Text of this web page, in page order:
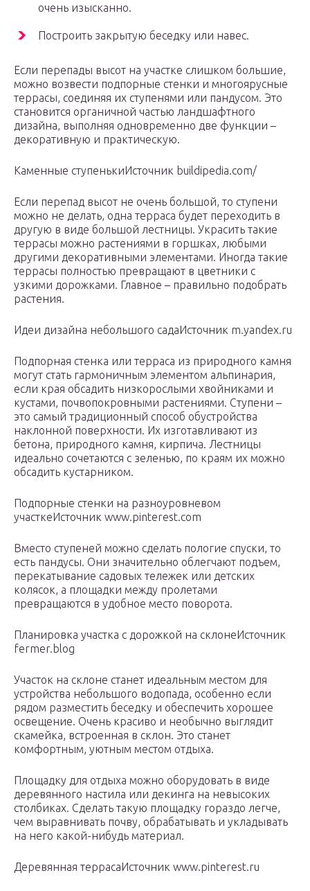
очень изысканно.
Построить закрытую беседку или навес.
Если перепады высот на участке слишком большие,
можно возвести подпорные стенки и многоярусные
террасы, соединяя их ступенями или пандусом. Это
становится органичной частью ландшафтного
дизайна, выполняя одновременно две функции –
декоративную и практическую.
Каменные ступенькиИсточник buildipedia.com/
Если перепад высот не очень большой, то ступени
можно не делать, одна терраса будет переходить в
другую в виде большой лестницы. Украсить такие
террасы можно растениями в горшках, любыми
другими декоративными элементами. Иногда такие
террасы полностью превращают в цветники с
узкими дорожками. Главное – правильно подобрать
растения.
Идеи дизайна небольшого садаИсточник m.yandex.ru
Подпорная стенка или терраса из природного камня
могут стать гармоничным элементом альпинария,
если края обсадить низкорослыми хвойниками и
кустами, почвопокровными растениями. Ступени –
это самый традиционный способ обустройства
наклонной поверхности. Их изготавливают из
бетона, природного камня, кирпича. Лестницы
идеально сочетаются с зеленью, по краям их можно
обсадить кустарником.
Подпорные стенки на разноуровневом
участкеИсточник www.pinterest.com
Вместо ступеней можно сделать пологие спуски, то
есть пандусы. Они значительно облегчают подъем,
перекатывание садовых тележек или детских
колясок, а площадки между пролетами
превращаются в удобное место поворота.
Планировка участка с дорожкой на склонеИсточник
fermer.blog
Участок на склоне станет идеальным местом для
устройства небольшого водопада, особенно если
рядом разместить беседку и обеспечить хорошее
освещение. Очень красиво и необычно выглядит
скамейка, встроенная в склон. Это станет
комфортным, уютным местом отдыха.
Площадку для отдыха можно оборудовать в виде
деревянного настила или декинга на невысоких
столбиках. Сделать такую площадку гораздо легче,
чем выравнивать почву, обрабатывать и укладывать
на него какой-нибудь материал.
Деревянная террасаИсточник www.pinterest.ru